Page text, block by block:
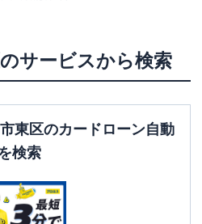
のサービスから検索
東区のカードローン自動
検索